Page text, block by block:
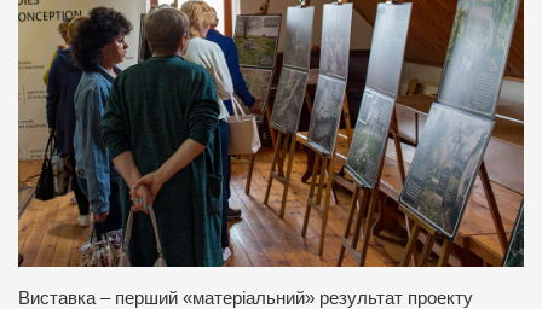
Виставка – перший «матеріальний» результат проекту